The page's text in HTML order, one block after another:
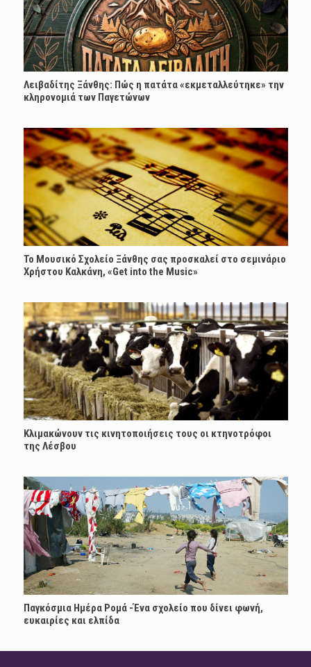
Λειβαδίτης Ξάνθης: Πώς η πατάτα «εκμεταλλεύτηκε» την
κληρονομιά των Παγετώνων
Το Μουσικό Σχολείο Ξάνθης σας προσκαλεί στο σεμινάριο
Χρήστου Καλκάνη, «Get into the Music»
Κλιμακώνουν τις κινητοποιήσεις τους οι κτηνοτρόφοι
της Λέσβου
Παγκόσμια Ημέρα Ρομά -Ένα σχολείο που δίνει φωνή,
ευκαιρίες και ελπίδα